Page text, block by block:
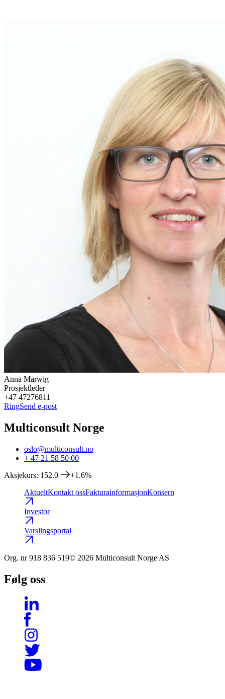
Anna Marwig
Prosjektleder
+47 47276811
RingSend e-post
Multiconsult Norge
oslo@multiconsult.no
+ 47 21 58 50 00
Aksjekurs: 152.0 +1.6%
AktueltKontakt ossFakturainformasjonKonsern
Investor
Varslingsportal
Org. nr 918 836 519© 2026 Multiconsult Norge AS
Følg oss